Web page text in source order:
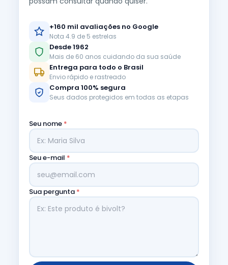
+160 mil avaliações no Google
Nota 4.9 de 5 estrelas
Desde 1962
Mais de 60 anos cuidando da sua saúde
Entrega para todo o Brasil
Envio rápido e rastreado
Compra 100% segura
Seus dados protegidos em todas as etapas
Seu nome *
Seu e-mail *
Sua pergunta *